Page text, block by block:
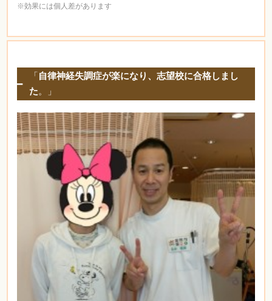
※効果には個人差があります
「自律神経失調症が楽になり、志望校に合格しまし
た。」